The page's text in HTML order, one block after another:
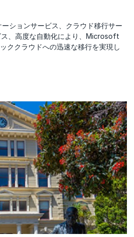
ションサービス、クラウド移行サー
、高度な自動化により、Microsoft
ククラウドへの迅速な移行を実現し